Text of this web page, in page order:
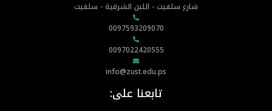
شارع سلفيت - اللبن الشرقية - سلفيت
0097593209070
0097022420555
info@zust.edu.ps
تابعنا على: